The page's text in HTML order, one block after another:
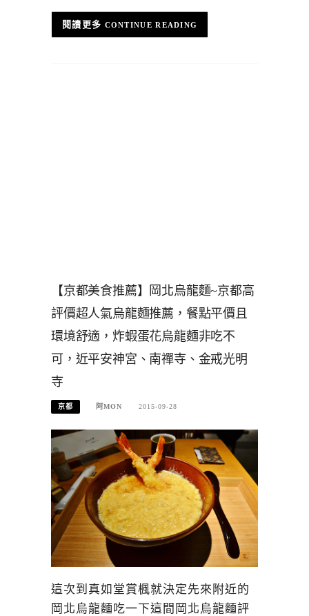
CONTINUE READING
【京都美食推薦】岡北烏龍麵~京都高
評價超人氣烏龍麵推薦，餐點平價且
環境舒適，炸蝦蛋花烏龍麵非吃不
可，近平安神宮、南禪寺、金戒光明
寺
京都 阿MON 2015-09-28
這次到真如堂賞楓就決定先來附近的
岡北烏龍麵吃一下這間岡北烏龍麵評